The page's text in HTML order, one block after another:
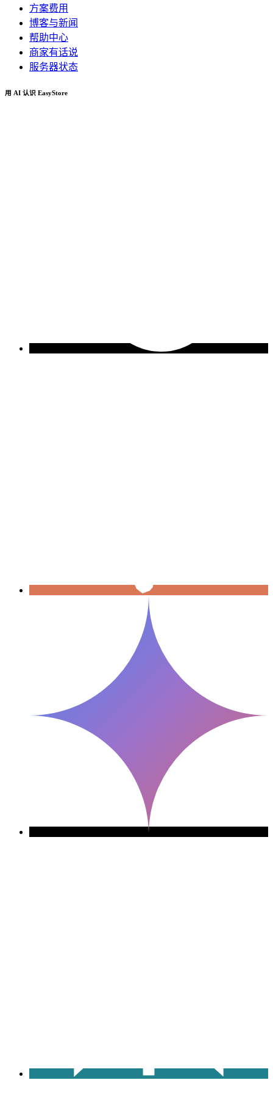
方案费用
博客与新闻
帮助中心
商家有话说
服务器状态
用 AI 认识 EasyStore